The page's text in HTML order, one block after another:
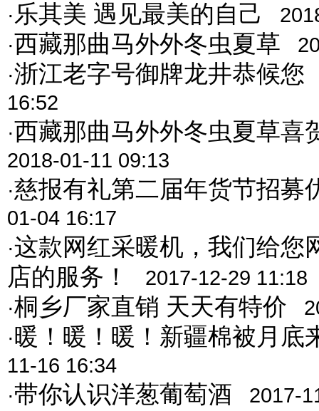
·乐其美 遇见最美的自己
·西藏那曲马外外冬虫夏草
·浙江老字号御牌龙井恭候您
16:52
·西藏那曲马外外冬虫夏草喜
2018-01-11 09:13
·慈报有礼第二届年货节招募
01-04 16:17
·这款网红采暖机，我们给您
店的服务！
2017-12-29 11:18
·桐乡厂家直销 天天有特价
·暖！暖！暖！新疆棉被月底
11-16 16:34
·带你认识洋葱葡萄酒
2017-